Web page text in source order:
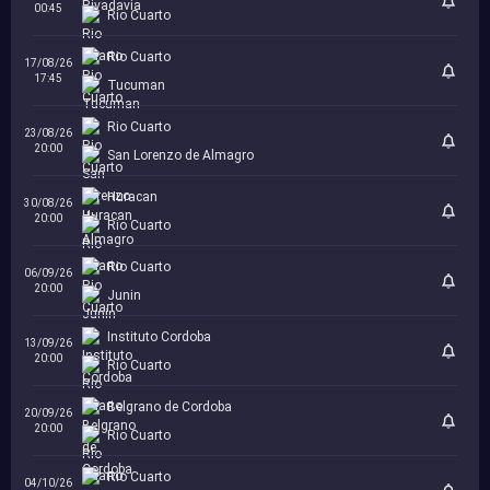
00:45
Rio Cuarto
17/08/26
17:45
Rio Cuarto
Tucuman
23/08/26
20:00
Rio Cuarto
San Lorenzo de Almagro
30/08/26
20:00
Huracan
Rio Cuarto
06/09/26
20:00
Rio Cuarto
Junin
13/09/26
20:00
Instituto Cordoba
Rio Cuarto
20/09/26
20:00
Belgrano de Cordoba
Rio Cuarto
04/10/26 Rio Cuarto